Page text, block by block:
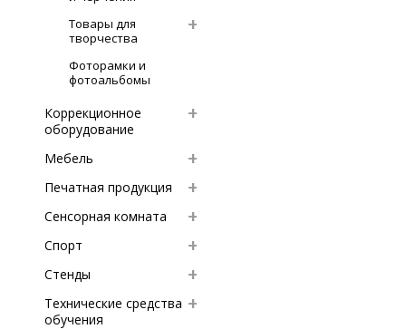
Товары для
творчества
Фоторамки и
фотоальбомы
Коррекционное
оборудование
Мебель
Печатная продукция
Сенсорная комната
Спорт
Стенды
Технические средства
обучения